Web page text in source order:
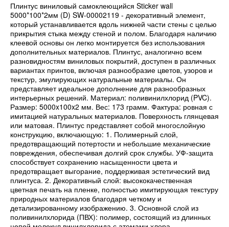
Плинтус виниловый самоклеющийся Sticker wall
5000*100*2мм (D) SW-00002119 - декоративный элемент,
который устанавливается вдоль нижней части стены с целью
прикрытия стыка между стеной и полом. Благодаря наличию
клеевой основы он легко монтируется без использования
дополнительных материалов. Плинтус, аналогично всем
разновидностям виниловых покрытий, доступен в различных
вариантах принтов, включая разнообразие цветов, узоров и
текстур, эмулирующих натуральные материалы. Он
представляет идеальное дополнение для разнообразных
интерьерных решений. Материал: поливинилхлорид (PVC).
Размер: 5000x100x2 мм. Вес: 173 грамм. Фактура: ровная с
имитацией натуральных материалов. Поверхность глянцевая
или матовая. Плинтус представляет собой многослойную
конструкцию, включающую: 1. Полимерный слой,
предотвращающий потертости и небольшие механические
повреждения, обеспечивая долгий срок службы. УФ-защита
способствует сохранению насыщенности цвета и
предотвращает выгорание, поддерживая эстетический вид
плинтуса. 2. Декоративный слой: высококачественная
цветная печать на пленке, полностью имитирующая текстуру
природных материалов благодаря четкому и
детализированному изображению. 3. Основной слой из
поливинилхлорида (ПВХ): полимер, состоящий из длинных